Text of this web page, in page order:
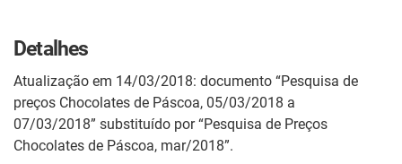
Detalhes
Atualização em 14/03/2018: documento “Pesquisa de
preços Chocolates de Páscoa, 05/03/2018 a
07/03/2018” substituído por “Pesquisa de Preços
Chocolates de Páscoa, mar/2018”.